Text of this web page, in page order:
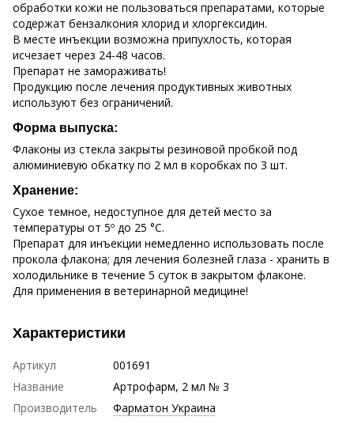
обработки кожи не пользоваться препаратами, которые
содержат бензалкония хлорид и хлоргексидин.
В месте инъекции возможна припухлость, которая
исчезает через 24-48 часов.
Препарат не замораживать!
Продукцию после лечения продуктивных животных
используют без ограничений.
Форма выпуска:
Флаконы из стекла закрыты резиновой пробкой под
алюминиевую обкатку по 2 мл в коробках по 3 шт.
Хранение:
Сухое темное, недоступное для детей место за
температуры от 5º до 25 °С.
Препарат для инъекции немедленно использовать после
прокола флакона; для лечения болезней глаза - хранить в
холодильнике в течение 5 суток в закрытом флаконе.
Для применения в ветеринарной медицине!
Характеристики
Артикул
001691
Название
Артрофарм, 2 мл № 3
Производитель
Фарматон Украина